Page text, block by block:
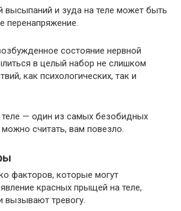
высыпаний и зуда на теле может быть
перенапряжение.
состояние нервной
в целый набор не слишком
как психологических, так и
— один из самых безобидных
считать, вам повезло.
факторов, которые могут
красных прыщей на теле,
вызывают тревогу.